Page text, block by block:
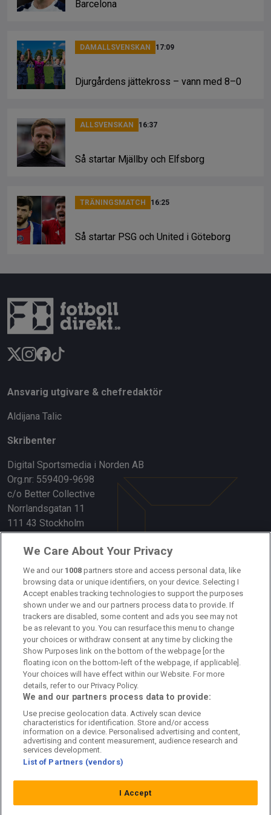
Barcelona
DAMALLSVENSKAN 17:09
Djurgårdens jättekross – vann med 8–0
ALLSVENSKAN 16:37
Så startar Mjällby och Elfsborg
TRÄNINGSMATCH 16:25
Så startar PSG och United i Göteborg
Ansvarig utgivare & chefredaktör
Aldijana Talic
Skribenter
Digital Sportsmedia i Norden AB
Org.nr: 559409-9698
c/o Better Collective
Norrlandsgatan 11
111 43 Stockholm
Länkar
Om oss
Kontakta oss
Kundtjänst
Sponsor: Rekatochklart
Annonsera på Fotbolldirekt
Redaktionell policy
Personuppgiftspolicy
Cookiepolicy
Arkiv
We Care About Your Privacy
We and our 1008 partners store and access personal data, like
browsing data or unique identifiers, on your device. Selecting I
Accept enables tracking technologies to support the purposes
shown under we and our partners process data to provide. If
trackers are disabled, some content and ads you see may not
be as relevant to you. You can resurface this menu to change
your choices or withdraw consent at any time by clicking the
Show Purposes link on the bottom of the webpage [or the
floating icon on the bottom-left of the webpage, if applicable].
Your choices will have effect within our Website. For more
details, refer to our Privacy Policy.
We and our partners process data to provide:
Use precise geolocation data. Actively scan device
characteristics for identification. Store and/or access
information on a device. Personalised advertising and content,
advertising and content measurement, audience research and
services development.
List of Partners (vendors)
I Accept